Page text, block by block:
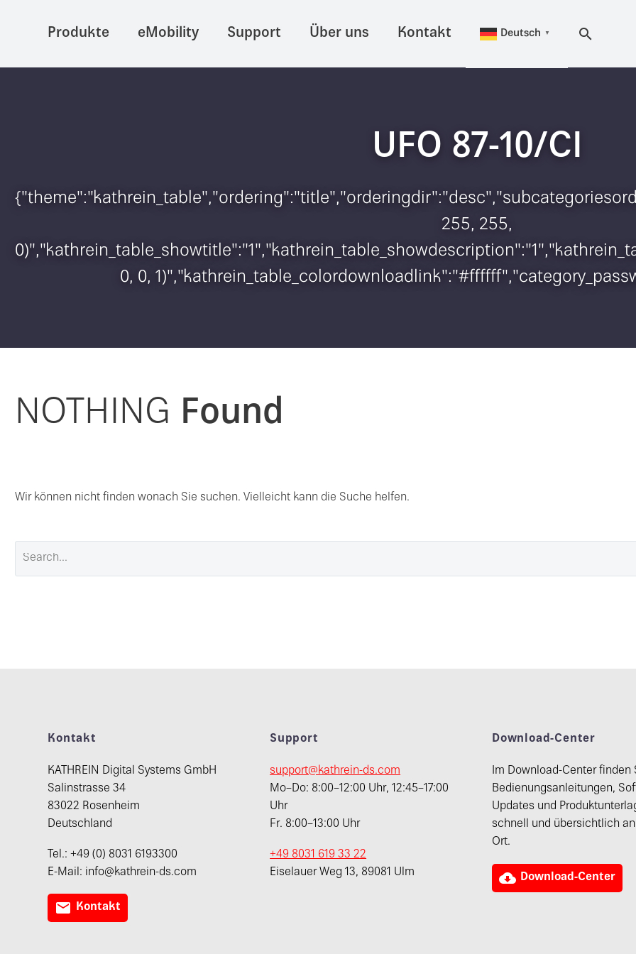
Produkte eMobility Support Über uns Kontakt Deutsch ▼
UFO 87-10/CI
255, 255,
0, 0,
NOTHING Found
Wir können nicht finden wonach Sie suchen. Vielleicht kann die Suche helfen.
Kontakt
KATHREIN Digital Systems GmbH
Salinstrasse 34
83022 Rosenheim
Deutschland
Tel.: +49 (0) 8031 6193300
E-Mail: info@kathrein-ds.com
 Kontakt
Support
support@kathrein-ds.com
Mo–Do: 8:00–12:00 Uhr, 12:45–17:00
Uhr
Fr. 8:00–13:00 Uhr
+49 8031 619 33 22
Eiselauer Weg 13, 89081 Ulm
Download-Center
Im Download-Center finden
Bedienungsanleitungen,
Updates und
schnell und übersichtlich
Ort.
 Download-Center